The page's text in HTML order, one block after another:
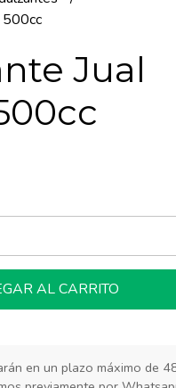
500cc
Jual
AL CARRITO
en un plazo máximo de